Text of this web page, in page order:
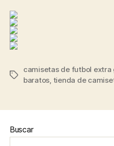
Etiquetas
camisetas de futbol extra
baratos, tienda de
Buscar